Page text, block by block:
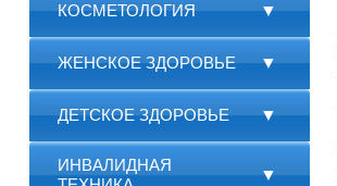
КОСМЕТОЛОГИЯ ▼
ЖЕНСКОЕ ЗДОРОВЬЕ ▼
ДЕТСКОЕ ЗДОРОВЬЕ ▼
ИНВАЛИДНАЯ
▼